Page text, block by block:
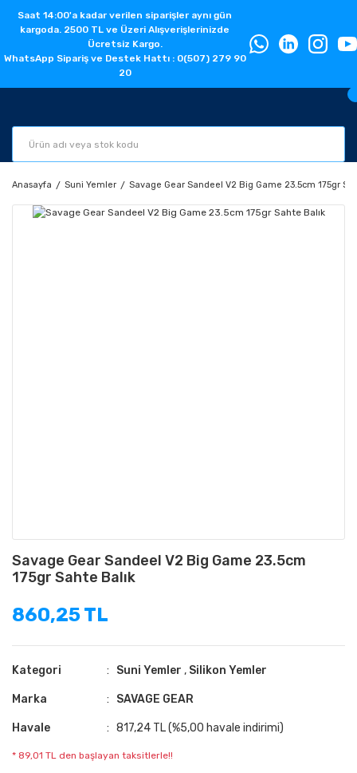
Saat 14:00'a kadar verilen siparişler aynı gün
kargoda. 2500 TL ve Üzeri Alışverişlerinizde
Ücretsiz Kargo.
WhatsApp Sipariş ve Destek Hattı : 0(507) 279 90
20
Anasayfa Suni Yemler Savage Gear Sandeel V2 Big Game 23.5cm 175gr
Savage Gear Sandeel V2 Big Game 23.5cm
175gr Sahte Balık
860,25 TL
Kategori Suni Yemler , Silikon Yemler
Marka SAVAGE GEAR
Havale 817,24 TL (%5,00 havale indirimi)
* 89,01 TL den başlayan taksitlerle!!